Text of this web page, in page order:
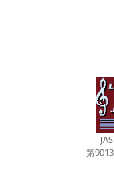
第